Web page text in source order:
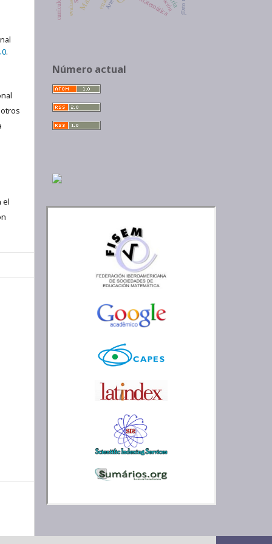
.
otros
el
matemática
Arte
currículo
Número actual